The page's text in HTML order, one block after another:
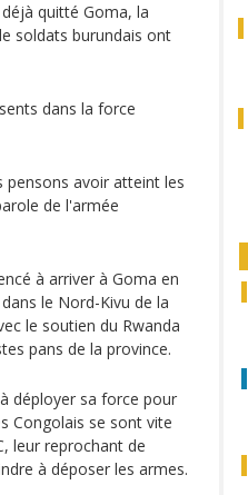
quitté Goma, la
soldats burundais ont
dans la force
avoir atteint les
de l'armée
à arriver à Goma en
le Nord-Kivu de la
le soutien du Rwanda
pans de la province.
déployer sa force pour
Congolais se sont vite
leur reprochant de
à déposer les armes.